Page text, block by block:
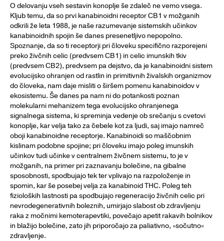
O delovanju vseh sestavin konoplje še zdaleč ne vemo vsega.
Kljub temu, da so prvi kanabinoidni receptor CB1 v možganih
odkrili že leta 1988, je naše razumevanje sistemskih učinkov
kanabinoidnih spojin še danes presenetljivo nepopolno.
Spoznanje, da so ti receptorji pri človeku specifično razporejeni
preko živčnih celic (predvsem CB1) in celic imunskih tkiv
(predvsem CB2), predvsem pa dejstvo, da je kanabinoidni sistem
evolucijsko ohranjen od rastlin in primitivnih živalskih organizmov
do človeka, nam daje misliti o širšem pomenu kanabinoidov v
ekosistemu. Še danes pa nam ni do potankosti poznan
molekularni mehanizem tega evolucijsko ohranjenega
signalnega sistema, ki spreminja vedenje ob srečanju s cvetovi
konoplje, kar velja tako za čebele kot za ljudi, saj imajo namreč
oboji kanabinoidne receptorje. Kanabinoidi so maščobnim
kislinam podobne spojine; pri človeku imajo poleg imunskih
učinkov tudi učinke v centralnem živčnem sistemu, to je v
možganih, na primer pri zaznavanju bolečine, na gibalne
sposobnosti, spodbujajo tek ter vplivajo na razpoloženje in
spomin, kar še posebej velja za kanabinoid THC. Poleg teh
fizioloških lastnosti pa spodbujajo regeneracijo živčnih celic pri
nevrodegenerativnih boleznih, umirjajo slabost ob zdravljenju
raka z močnimi kemoterapevtiki, povečajo apetit rakavih bolnikov
in blažijo bolečine, zato jih priporočajo za paliativno, »sočutno«
zdravljenje.